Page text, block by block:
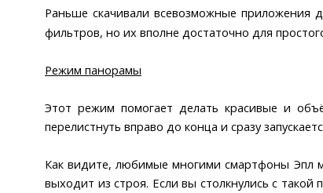
Раньше скачивали всевозможные приложения
фильтров, но их вполне достаточно для
Режим панорамы
Этот режим помогает делать красивые и
перелистнуть вправо до конца и сразу
Как видите, любимые многими смартфоны Эпл
выходит из строя. Если вы столкнулись с